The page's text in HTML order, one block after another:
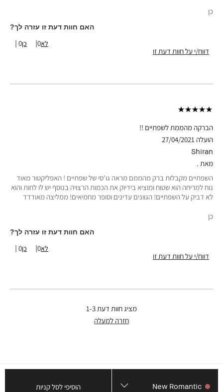
מחמיא וטבעי, נוח ללבישה, עמיד, קל להנחה,
כן
האם חוות דעת זו עזרה לך?
0
0
דווח/י על חוות דעת זו
הברקה מהממת לשפתיים !!
הועלה 27/04/2021
Shiran
מאת .
השפתיים מקבלות ברק מהממם מראה גו'סי של שפתיים ! האפליקטור מאוד
נוח למריחה הוא שטוח ומוציא בידיוק את הכמות הרצויה בנוסף יש לו לחות והוא
לא דביק על השפתיים! הגוונים עדינים וסופר מחמיאים! ממליצה מאודדד
כן
האם חוות דעת זו עזרה לך?
0
0
דווח/י על חוות דעת זו
מציג חוות דעת1-3
חזרה למעלה
New Romantic הוסיפי לסל קניות